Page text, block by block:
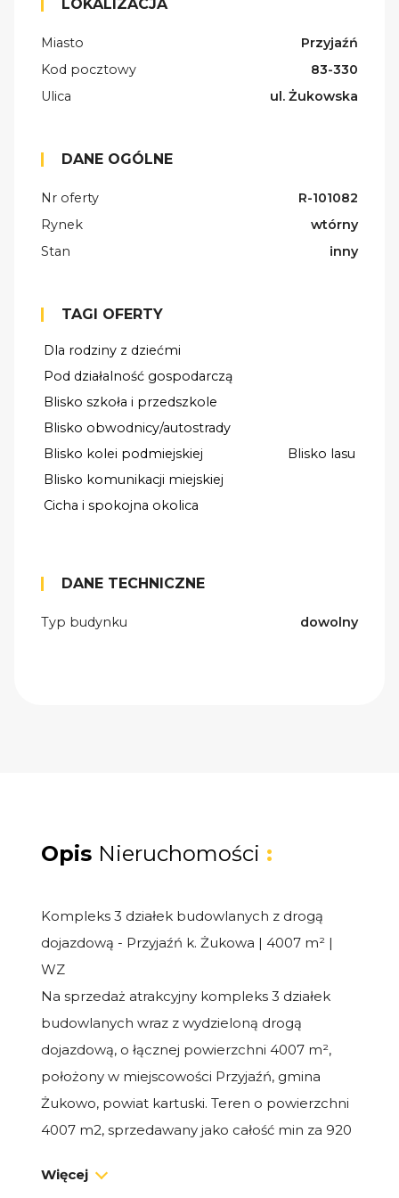
LOKALIZACJA
Miasto
Przyjaźń
Kod pocztowy
83-330
Ulica
ul. Żukowska
DANE OGÓLNE
Nr oferty
R-101082
Rynek
wtórny
Stan
inny
TAGI OFERTY
Dla rodziny z dziećmi
Pod działalność gospodarczą
Blisko szkoła i przedszkole
Blisko obwodnicy/autostrady
Blisko kolei podmiejskiej
Blisko lasu
Blisko komunikacji miejskiej
Cicha i spokojna okolica
DANE TECHNICZNE
Typ budynku dowolny
Opis Nieruchomości :
Kompleks 3 działek budowlanych z drogą
dojazdową - Przyjaźń k. Żukowa | 4007 m² |
WZ
Na sprzedaż atrakcyjny kompleks 3 działek
budowlanych wraz z wydzieloną drogą
dojazdową, o łącznej powierzchni 4007 m²,
położony w miejscowości Przyjaźń, gmina
Żukowo, powiat kartuski. Teren o powierzchni
4007 m2, sprzedawany jako całość min za 920
28/18 373 m2 -działka drogowa
Więcej